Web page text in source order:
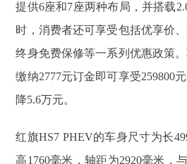
提供6座和7座两种布局，并搭载
时，消费者还可享受包括优享价
终身免费保修等一系列优惠政策
缴纳2777元订金即可享受259800
降5.6万元。
红旗HS7 PHEV的车身尺寸为长
高1760毫米，轴距为2920毫米，